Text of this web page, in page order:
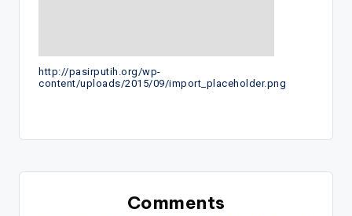
http://pasirputih.org/wp-
content/uploads/2015/09/import_placeholder.png
Comments